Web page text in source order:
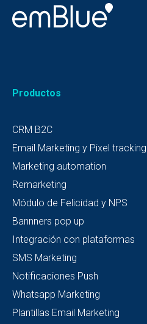
Productos
CRM B2C
Email Marketing y Pixel tracking
Marketing automation
Remarketing
Módulo de Felicidad y NPS
Bannners pop up
Integración con plataformas
SMS Marketing
Notificaciones Push
Whatsapp Marketing
Plantillas Email Marketing